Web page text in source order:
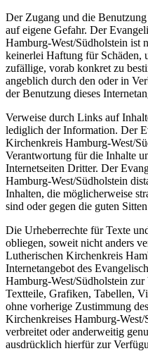
Der Zugang und die Benutzung
auf eigene Gefahr. Der
Hamburg-West/Südholstein ist
keinerlei Haftung für Schäden,
zufällige, vorab konkret zu
angeblich durch den oder in
der Benutzung dieses
Verweise durch Links auf
lediglich der Information. Der
Kirchenkreis Hamburg-West/
Verantwortung für die Inhalte
Internetseiten Dritter. Der
Hamburg-West/Südholstein
Inhalten, die möglicherweise
sind oder gegen die guten
Die Urheberrechte für Texte
obliegen, soweit nicht anders
Lutherischen Kirchenkreis
Internetangebot des
Hamburg-West/Südholstein
Textteile, Grafiken, Tabellen,
ohne vorherige Zustimmung
Kirchenkreises Hamburg-
verbreitet oder anderweitig
ausdrücklich hierfür zur